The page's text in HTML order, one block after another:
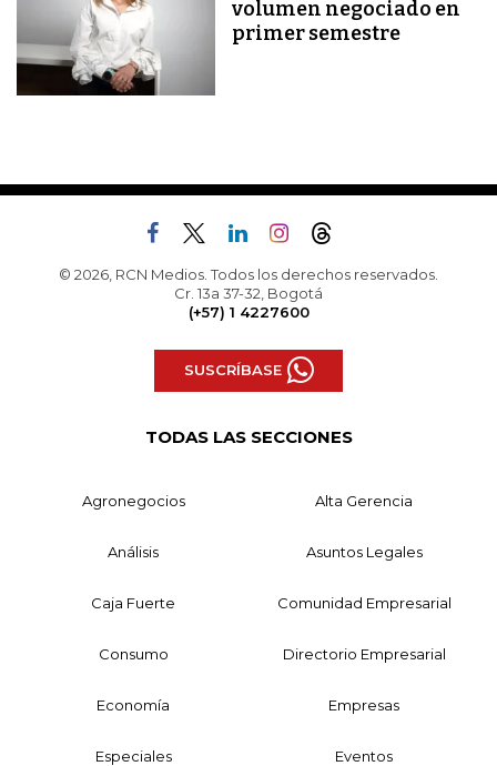
volumen negociado en
primer semestre
© 2026, RCN Medios. Todos los derechos reservados.
Cr. 13a 37-32, Bogotá
(+57) 1 4227600
SUSCRÍBASE
TODAS LAS SECCIONES
Agronegocios Alta Gerencia
Análisis Asuntos Legales
Caja Fuerte Comunidad Empresarial
Consumo Directorio Empresarial
Economía Empresas
Especiales Eventos